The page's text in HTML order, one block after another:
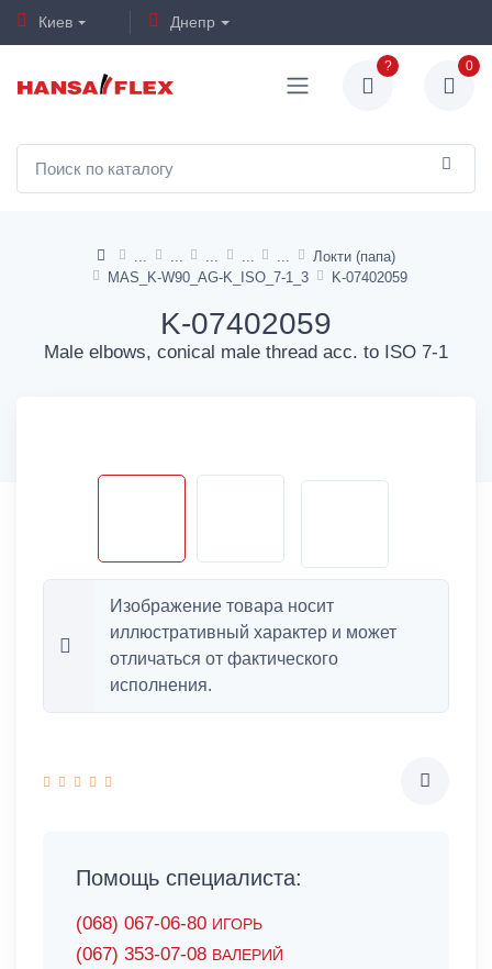
Киев Днепр
? 0
Локти (папа)
MAS_K-W90_AG-K_ISO_7-1_3
K-07402059
K-07402059
Male elbows, conical male thread acc. to ISO 7-1
Изображение товара носит
иллюстративный характер и может
отличаться от фактического
исполнения.
Помощь специалиста:
(068) 067-06-80 ИГОРЬ
(067) 353-07-08 ВАЛЕРИЙ